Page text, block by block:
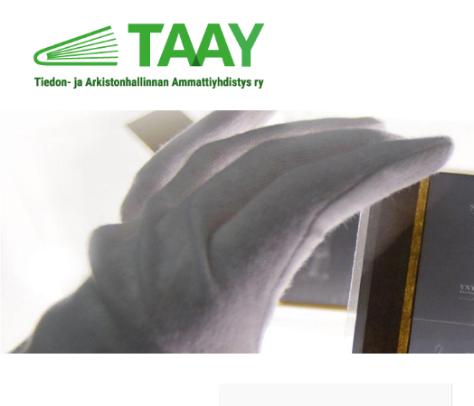
sivun
sisältöön
Tiedon- ja arkistonhallinnan ammattiyhdistys ry,